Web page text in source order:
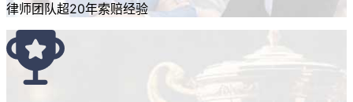
律师团队超20年索赔经验